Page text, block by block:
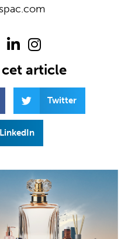
article
Twitter
LinkedIn